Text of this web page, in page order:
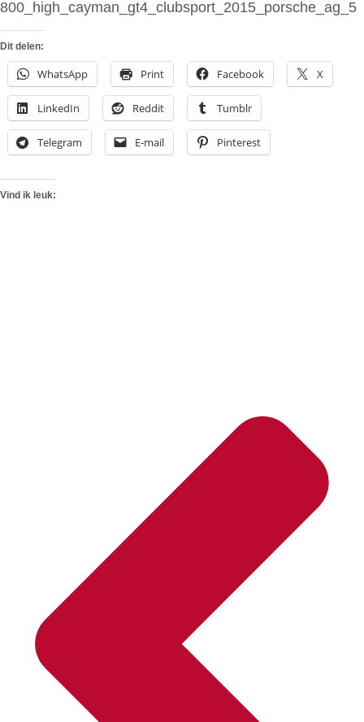
Dit delen:
WhatsApp Print Facebook X
LinkedIn Reddit Tumblr
Telegram E-mail Pinterest
Vind ik leuk: